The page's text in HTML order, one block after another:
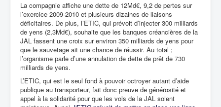
La compagnie affiche une dette de 12Md€, 9,2 de pertes sur
l’exercice 2009-2010 et plusieurs dizaines de liaisons
déficitaires. De plus, l’ETIC, qui prévoit d’injecter 300 milliards
de yens (2,3Md€), souhaite que les banques créancières de la
JAL fassent une croix sur environ 350 milliards de yens pour
que le sauvetage ait une chance de réussir. Au total ;
l’organisme parle d’une annulation de dette de prêt de 730
milliards de yens.
L’ETIC, qui est le seul fond à pouvoir octroyer autant d’aide
publique au transporteur, fait donc preuve de générosité et
appel à la solidarité pour que les vols de la JAL soient